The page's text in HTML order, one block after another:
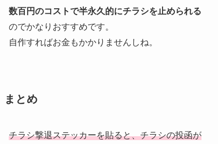
数百円のコストで半永久的にチラシを止められる
のでかなりおすすめです。
自作すればお金もかかりませんしね。
まとめ
チラシ撃退ステッカーを貼ると、チラシの投函が